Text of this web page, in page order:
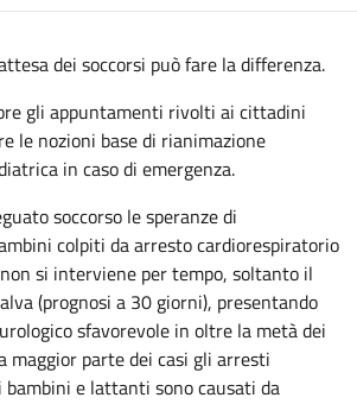
dei soccorsi può fare la differenza.
gli appuntamenti rivolti ai cittadini
le nozioni base di rianimazione
in caso di emergenza.
soccorso le speranze di
colpiti da arresto cardiorespiratorio
si interviene per tempo, soltanto il
(prognosi a 30 giorni), presentando
sfavorevole in oltre la metà dei
maggior parte dei casi gli arresti
e lattanti sono causati da